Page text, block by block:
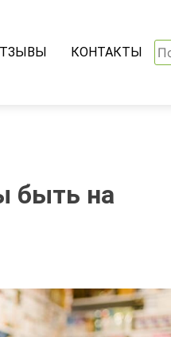
КОНТАКТЫ
быть на